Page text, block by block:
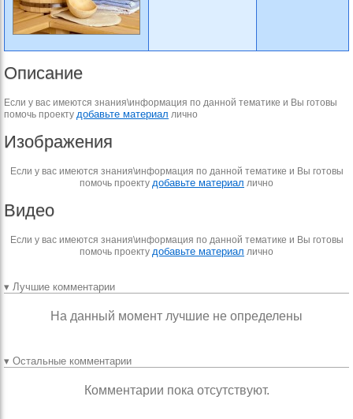
Описание
Если у вас имеются знания\информация по данной тематике и Вы готовы
помочь проекту добавьте материал лично
Изображения
Если у вас имеются знания\информация по данной тематике и Вы готовы
помочь проекту добавьте материал лично
Видео
Если у вас имеются знания\информация по данной тематике и Вы готовы
помочь проекту добавьте материал лично
▾ Лучшие комментарии
На данный момент лучшие не определены
▾ Остальные комментарии
Комментарии пока отсутствуют.